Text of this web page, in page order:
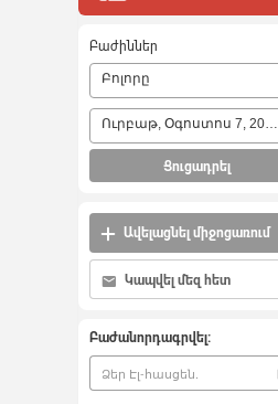
Բաժիններ
Բոլորը
Ուրբաթ, Օգոստոս 7, 2026
Ցուցադրել
Ավելացնել միջոցառում
Կապվել մեզ հետ
Բաժանորդագրվել: